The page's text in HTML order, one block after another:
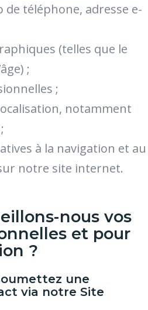
de téléphone, adresse e-
(telles que le
;
;
notamment
à la navigation et au
notre site internet.
nous vos
et pour
?
une
via notre Site